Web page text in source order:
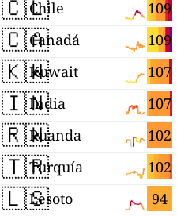
🇨🇱 109
Chile
🇨🇦 109
Canadá
🇰🇼 107
Kuwait
🇮🇳 107
India
🇷🇼 102
Ruanda
🇹🇷 102
Turquía
🇱🇸 94
Lesoto